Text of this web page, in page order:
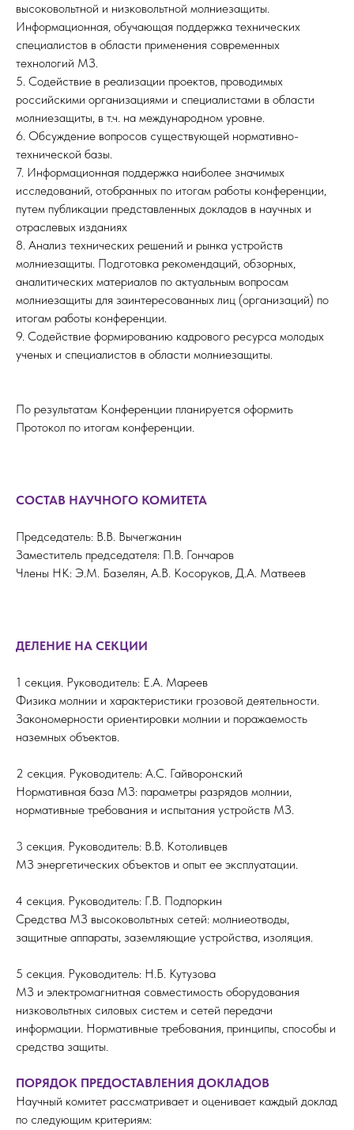
высоковольтной и низковольтной молниезащиты.
Информационная, обучающая поддержка технических
специалистов в области применения современных
технологий МЗ.
5. Содействие в реализации проектов, проводимых
российскими организациями и специалистами в области
молниезащиты, в т.ч. на международном уровне.
6. Обсуждение вопросов существующей нормативно-
технической базы.
7. Информационная поддержка наиболее значимых
исследований, отобранных по итогам работы конференции,
путем публикации представленных докладов в научных и
отраслевых изданиях
8. Анализ технических решений и рынка устройств
молниезащиты. Подготовка рекомендаций, обзорных,
аналитических материалов по актуальным вопросам
молниезащиты для заинтересованных лиц (организаций) по
итогам работы конференции.
9. Содействие формированию кадрового ресурса молодых
ученых и специалистов в области молниезащиты.
По результатам Конференции планируется оформить
Протокол по итогам конференции.
СОСТАВ НАУЧНОГО КОМИТЕТА
Председатель: В.В. Вычегжанин
Заместитель председателя: П.В. Гончаров
Члены НК: Э.М. Базелян, А.В. Косоруков, Д.А. Матвеев
ДЕЛЕНИЕ НА СЕКЦИИ
1 секция. Руководитель: Е.А. Мареев
Физика молнии и характеристики грозовой деятельности.
Закономерности ориентировки молнии и поражаемость
наземных объектов.
2 секция. Руководитель: А.С. Гайворонский
Нормативная база МЗ: параметры разрядов молнии,
нормативные требования и испытания устройств МЗ.
3 секция. Руководитель: В.В. Котоливцев
МЗ энергетических объектов и опыт ее эксплуатации.
4 секция. Руководитель: Г.В. Подпоркин
Средства МЗ высоковольтных сетей: молниеотводы,
защитные аппараты, заземляющие устройства, изоляция.
5 секция. Руководитель: Н.Б. Кутузова
МЗ и электромагнитная совместимость оборудования
низковольтных силовых систем и сетей передачи
информации. Нормативные требования, принципы, способы и
средства защиты.
ПОРЯДОК ПРЕДОСТАВЛЕНИЯ ДОКЛАДОВ
Научный комитет рассматривает и оценивает каждый доклад
по следующим критериям: